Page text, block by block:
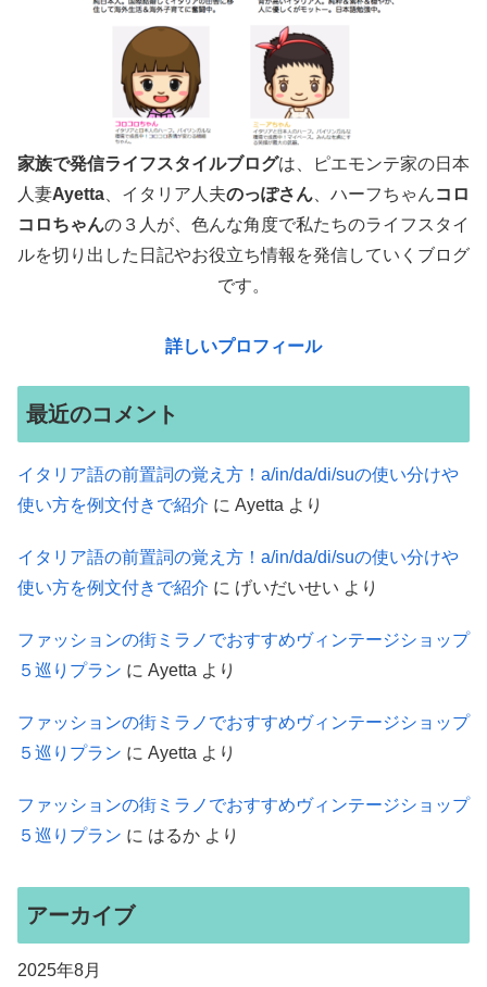
家族で発信ライフスタイルブログは、ピエモンテ家の日本
人妻Ayetta 、イタリア人夫のっぽさん 、ハーフちゃんコロ
コロちゃんの３人が、色んな角度で私たちのライフスタイ
ルを切り出した日記やお役立ち情報を発信していくブログ
です。
詳しいプロフィール
最近のコメント
イタリア語の前置詞の覚え方！a/in/da/di/suの使い分けや
使い方を例文付きで紹介 に Ayetta より
イタリア語の前置詞の覚え方！a/in/da/di/suの使い分けや
使い方を例文付きで紹介 に げいだいせい より
ファッションの街ミラノでおすすめヴィンテージショップ
５巡りプラン に Ayetta より
ファッションの街ミラノでおすすめヴィンテージショップ
５巡りプラン に Ayetta より
ファッションの街ミラノでおすすめヴィンテージショップ
５巡りプラン に はるか より
アーカイブ
2025年8月